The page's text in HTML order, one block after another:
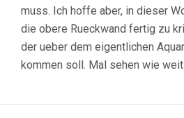
muss. Ich hoffe aber, in dieser
die obere Rueckwand fertig zu
der ueber dem eigentlichen
kommen soll. Mal sehen wie